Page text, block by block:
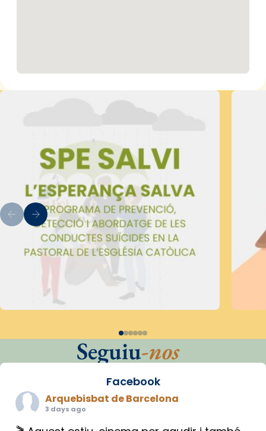
Seguiu-nos
Facebook
Arquebisbat de Barcelona
3 days ago